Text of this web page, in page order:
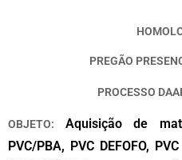
PREGÃO
PROCESSO
OBJETO: Aquisição de
PVC/PBA, PVC DEFOFO,